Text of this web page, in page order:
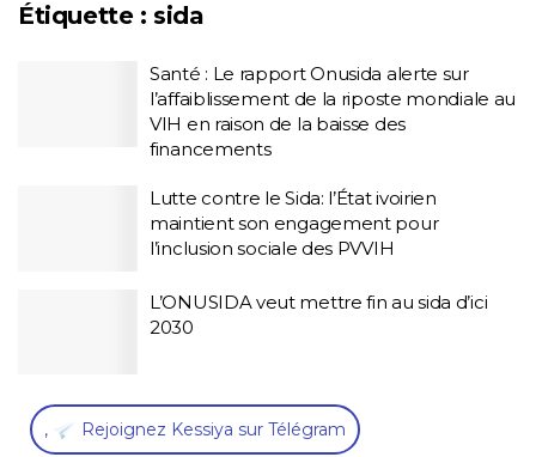
Étiquette : sida
Santé : Le rapport Onusida alerte sur
l’affaiblissement de la riposte mondiale au
VIH en raison de la baisse des
financements
Lutte contre le Sida: l’État ivoirien
maintient son engagement pour
l’inclusion sociale des PVVIH
L’ONUSIDA veut mettre fin au sida d’ici
2030
, Rejoignez Kessiya sur Télégram